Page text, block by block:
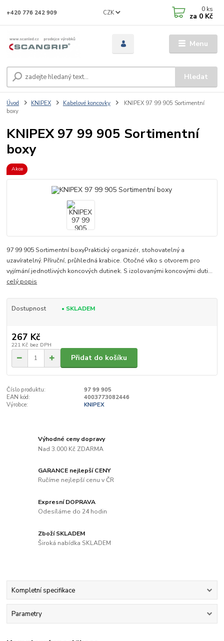
Menu
CZK
Hledat
+420 776 242 909 0 ks
za 0 Kč
Úvod KNIPEX Kabelové koncovky
KNIPEX 97 99 905 Sortimentní
boxy
KNIPEX 97 99 905 Sortimentní
boxy
Akce
97 99 905 Sortimentní boxyPraktický organizér, stohovatelný a
uzavíratelný. Příruční, průhledná krabice. Otočné víko s otvorem pro
vyjímání jednotlivých koncových dutinek. S izolovanými koncovými duti...
celý popis
Dostupnost • SKLADEM
267 Kč
221 Kč bez DPH
Přidat do košíku
Číslo produktu:
97 99 905
EAN kód:
4003773082446
Výrobce:
KNIPEX
Výhodné ceny dopravy
Nad 3.000 Kč ZDARMA
GARANCE nejlepší CENY
Ručíme nejlepší cenu v ČR
Expresní DOPRAVA
Odesíláme do 24 hodin
Zboží SKLADEM
Široká nabídka SKLADEM
Kompletní specifikace
Parametry